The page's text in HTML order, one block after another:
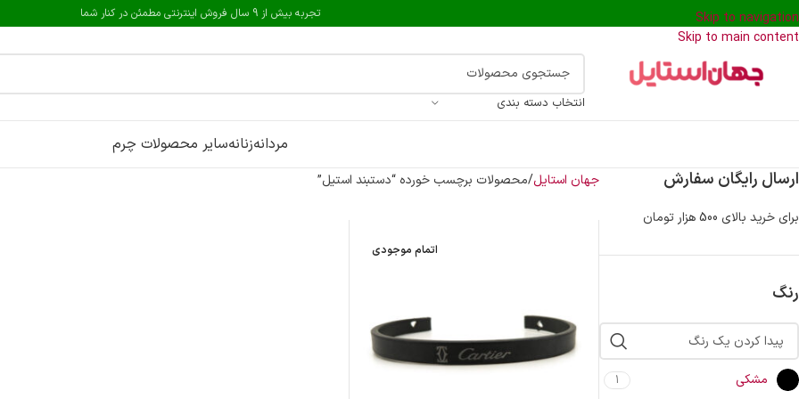
Skip to navigation
Skip to main content
تجربه بیش از 9 سال فروش اینترنتی مطمئن در کنار شما
انتخاب دسته بندی
مردانهزنانهسایر محصولات چرم
ارسال رایگان سفارش
برای خرید بالای 500 هزار تومان
رنگ
مشکی 1
جهان استایل محصولات برچسب خورده “دستبند استیل”
اتمام موجودی